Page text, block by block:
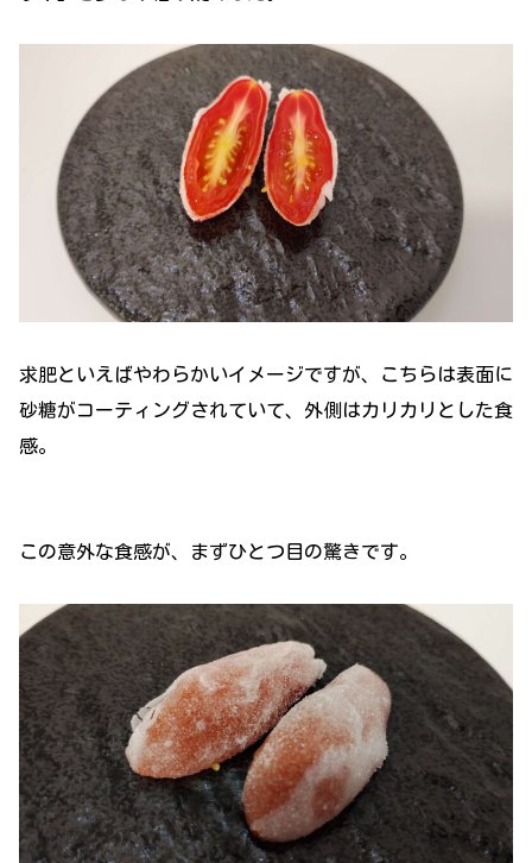
求肥といえばやわらかいイメージですが、こちらは表面に
砂糖がコーティングされていて、外側はカリカリとした食
感。
この意外な食感が、まずひとつ目の驚きです。